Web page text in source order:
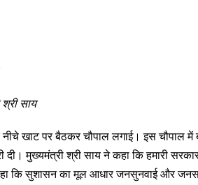
साय
खाट पर बैठकर चौपाल लगाई। इस चौपाल में
मुख्यमंत्री श्री साय ने कहा कि हमारी
कहा कि सुशासन का मूल आधार जनसुनवाई और